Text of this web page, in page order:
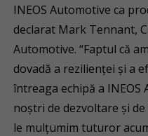
INEOS Automotive ca
declarat Mark Tennant,
Automotive. “Faptul că
dovadă a rezilienței și a
întreaga echipă a
noștri de dezvoltare și
le mulțumim tuturor